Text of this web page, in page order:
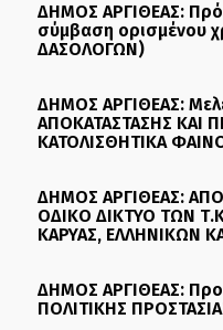
ΔΗΜΟΣ ΑΡΓΙΘΕΑΣ:
σύμβαση ορισμένου
ΔΑΣΟΛΟΓΩΝ)
ΔΗΜΟΣ ΑΡΓΙΘΕΑΣ:
ΑΠΟΚΑΤΑΣΤΑΣΗΣ ΚΑΙ
ΚΑΤΟΛΙΣΘΗΤΙΚΑ
ΔΗΜΟΣ ΑΡΓΙΘΕΑΣ:
ΟΔΙΚΟ ΔΙΚΤΥΟ ΤΩΝ
ΚΑΡΥΑΣ, ΕΛΛΗΝΙΚΩΝ
ΔΗΜΟΣ ΑΡΓΙΘΕΑΣ:
ΠΟΛΙΤΙΚΗΣ